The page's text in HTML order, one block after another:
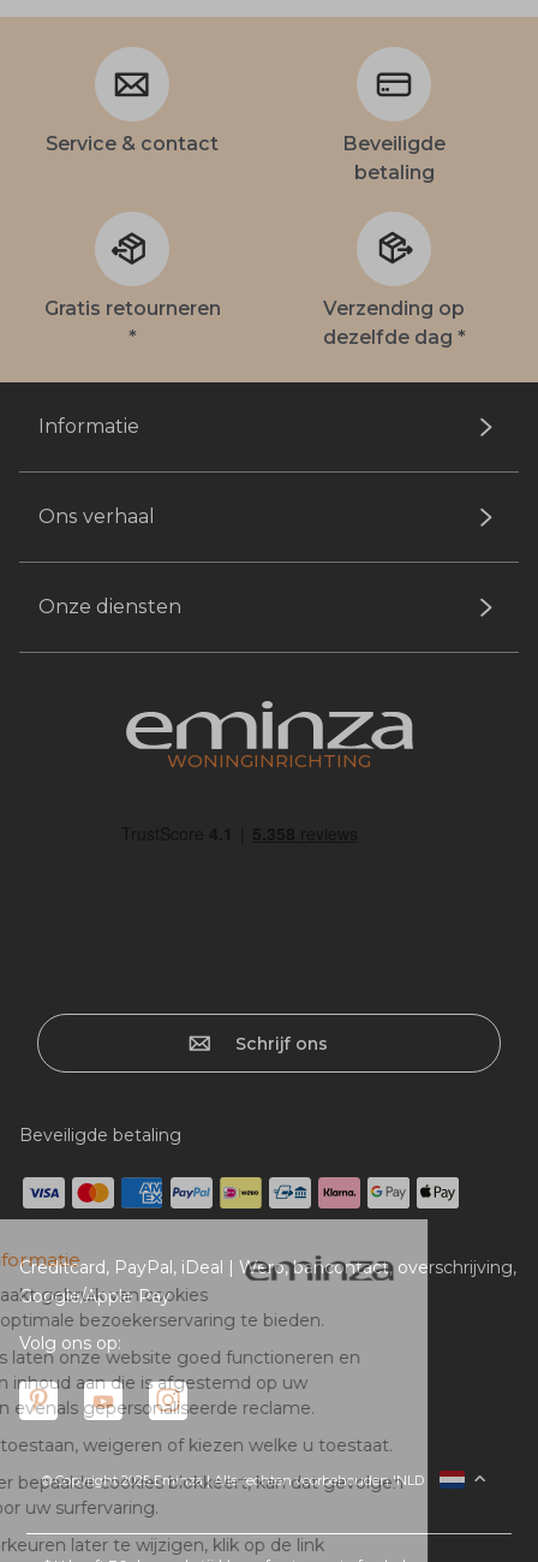
Service & contact
Beveiligde
betaling
Gratis retourneren
*
Verzending op
dezelfde dag *
Informatie
Ons verhaal
Onze diensten
WONINGINRICHTING
Schrijf ons
Beveiligde betaling
Creditcard, PayPal, iDeal | Wero, bancontact, overschrijving,
Google/Apple Pay
Volg ons op:
© Copyright 2025 Eminza | Alle rechten voorbehouden |
FRANCE
ITALIA
NLD